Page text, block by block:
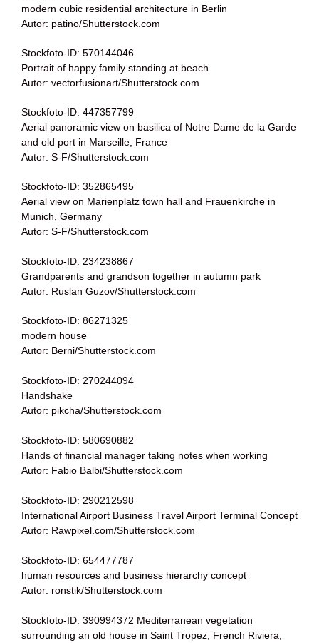
modern cubic residential architecture in Berlin
Autor: patino/Shutterstock.com
Stockfoto-ID: 570144046
Portrait of happy family standing at beach
Autor: vectorfusionart/Shutterstock.com
Stockfoto-ID: 447357799
Aerial panoramic view on basilica of Notre Dame de la Garde
and old port in Marseille, France
Autor: S-F/Shutterstock.com
Stockfoto-ID: 352865495
Aerial view on Marienplatz town hall and Frauenkirche in
Munich, Germany
Autor: S-F/Shutterstock.com
Stockfoto-ID: 234238867
Grandparents and grandson together in autumn park
Autor: Ruslan Guzov/Shutterstock.com
Stockfoto-ID: 86271325
modern house
Autor: Berni/Shutterstock.com
Stockfoto-ID: 270244094
Handshake
Autor: pikcha/Shutterstock.com
Stockfoto-ID: 580690882
Hands of financial manager taking notes when working
Autor: Fabio Balbi/Shutterstock.com
Stockfoto-ID: 290212598
International Airport Business Travel Airport Terminal Concept
Autor: Rawpixel.com/Shutterstock.com
Stockfoto-ID: 654477787
human resources and business hierarchy concept
Autor: ronstik/Shutterstock.com
Stockfoto-ID: 390994372 Mediterranean vegetation
surrounding an old house in Saint Tropez, French Riviera,